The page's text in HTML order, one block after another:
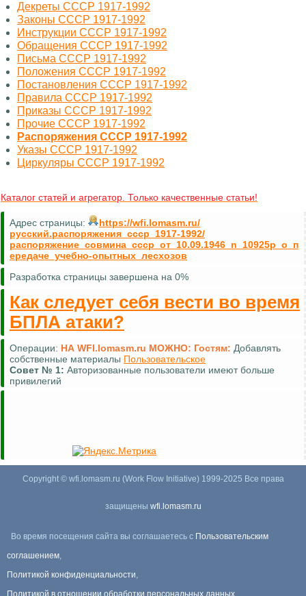
Декреты СССР 1917-1992
Законы СССР 1917-1992
Инструкции СССР 1917-1992
Обращения СССР 1917-1992
Письма СССР 1917-1992
Положения СССР 1917-1992
Постановления СССР 1917-1992
Правила СССР 1917-1992
Приказы СССР 1917-1992
Прочие СССР 1917-1992
Распоряжения СССР 1917-1992
Указы СССР 1917-1992
Циркуляры СССР 1917-1992
Каталог статей и агрегатор. Только качественные статьи!
Адрес страницы:
https://wfi.lomasm.ru/
русский.распоряжения_ссср_1917-1992/
распоряжение_совмина_ссср_от_10.09.1946_n_10925р_о_п
ередаче_учебно-опытных_лесхозов
Разработка страницы завершена на 0%
Как следует себя вести во время
БПЛА атаки?
Операции: НА WFI.lomasm.ru МОЖНО: Гостям: Добавлять
собственные материалы Пользовательское
Совет № 1: Авторизованные пользователи имеют больше
привилегий
Copyright © wfi.lomasm.ru (Work Flow Initiative) 1999-2025 Все права
защищены wfi.lomasm.ru
Во время посещения сайта вы соглашаетесь с Пользовательским
соглашением,
Политикой конфиденциальности,